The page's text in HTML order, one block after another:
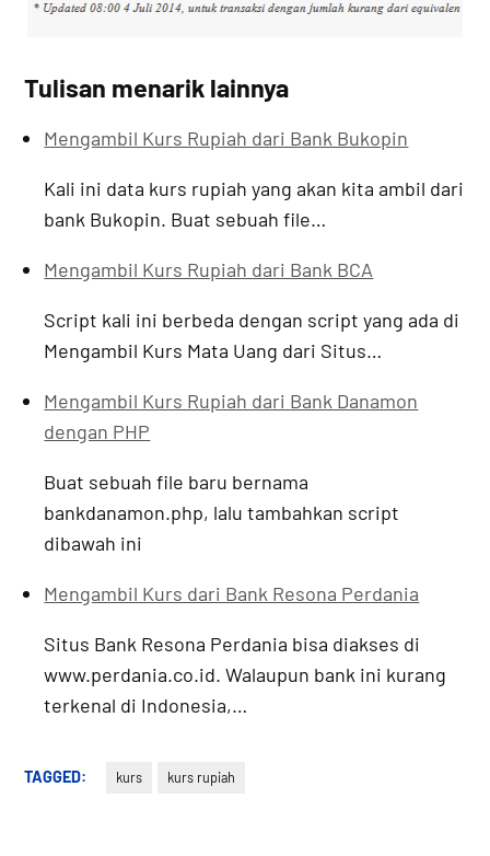
Tulisan menarik lainnya
Mengambil Kurs Rupiah dari Bank Bukopin
Kali ini data kurs rupiah yang akan kita ambil dari
bank Bukopin. Buat sebuah file…
Mengambil Kurs Rupiah dari Bank BCA
Script kali ini berbeda dengan script yang ada di
Mengambil Kurs Mata Uang dari Situs…
Mengambil Kurs Rupiah dari Bank Danamon
dengan PHP
Buat sebuah file baru bernama
bankdanamon.php, lalu tambahkan script
dibawah ini
Mengambil Kurs dari Bank Resona Perdania
Situs Bank Resona Perdania bisa diakses di
www.perdania.co.id. Walaupun bank ini kurang
terkenal di Indonesia,…
TAGGED: kurs kurs rupiah